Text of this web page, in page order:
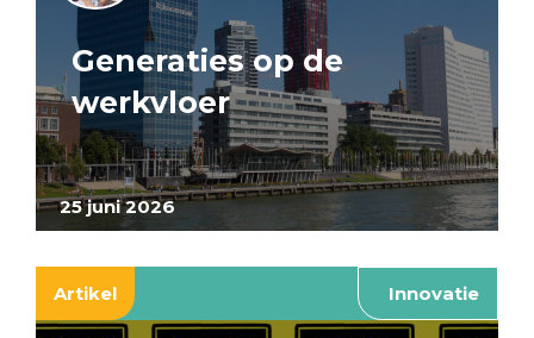
25 juni 2026
Generaties op de
werkvloer
Artikel Innovatie